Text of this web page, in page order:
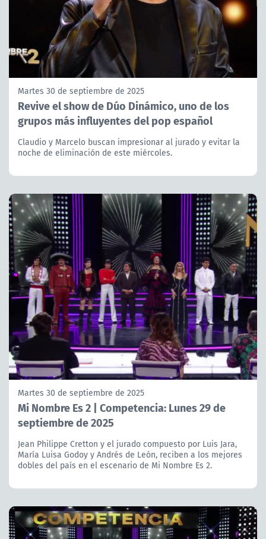
Martes 30 de septiembre de 2025
Revive el show de Dúo Dinámico, uno de los
grupos más influyentes del pop español
Claudio y Marcelo buscan impresionar al jurado y evitar la
noche de eliminación de este miércoles.
Martes 30 de septiembre de 2025
Mi Nombre Es 2 | Competencia: Lunes 29 de
septiembre de 2025
Jean Philippe Cretton y el jurado compuesto por Luis Jara,
María Luisa Godoy y Andrés de León, reciben a los mejores
dobles del país en el escenario de Mi Nombre Es 2.